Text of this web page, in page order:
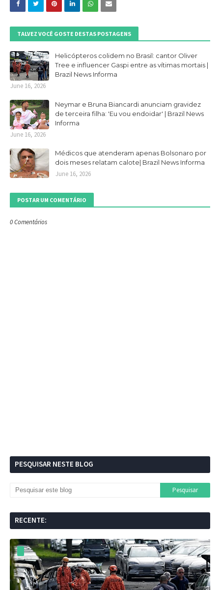
TALVEZ VOCÊ GOSTE DESTAS POSTAGENS
Helicópteros colidem no Brasil: cantor Oliver
Tree e influencer Gaspi entre as vítimas mortais |
Brazil News Informa
June 16, 2026
Neymar e Bruna Biancardi anunciam gravidez
de terceira filha: 'Eu vou endoidar' | Brazil News
Informa
June 16, 2026
Médicos que atenderam apenas Bolsonaro por
dois meses relatam calote| Brazil News Informa
June 16, 2026
POSTAR UM COMENTÁRIO
0 Comentários
PESQUISAR NESTE BLOG
RECENTE: